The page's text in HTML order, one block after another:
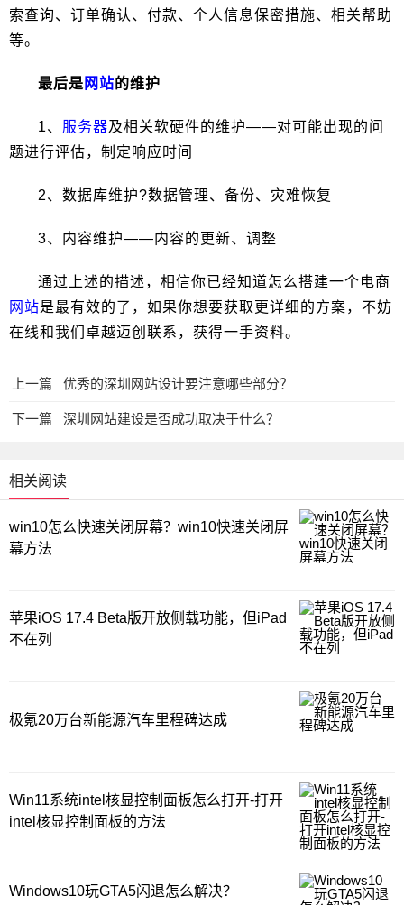
索查询、订单确认、付款、个人信息保密措施、相关帮助
等。
最后是 网站的维护
1、 服务器及相关软硬件的维护――对可能出现的问
题进行评估，制定响应时间
2、数据库维护?数据管理、备份、灾难恢复
3、内容维护――内容的更新、调整
通过上述的描述，相信你已经知道怎么搭建一个电商
网站是最有效的了，如果你想要获取更详细的方案，不妨
在线和我们卓越迈创联系，获得一手资料。
上一篇 优秀的深圳网站设计要注意哪些部分？
下一篇 深圳网站建设是否成功取决于什么？
相关阅读
win10怎么快速关闭屏幕？win10快速关闭屏
幕方法
苹果iOS 17.4 Beta版开放侧载功能，但iPad
不在列
极氪20万台新能源汽车里程碑达成
Win11系统intel核显控制面板怎么打开-打开
intel核显控制面板的方法
Windows10玩GTA5闪退怎么解决？